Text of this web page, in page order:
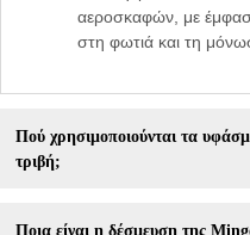
αεροσκαφών, με
στη φωτιά και τη
Πού χρησιμοποιούνται τα
τριβή;
Ποια είναι η δέσμευση της